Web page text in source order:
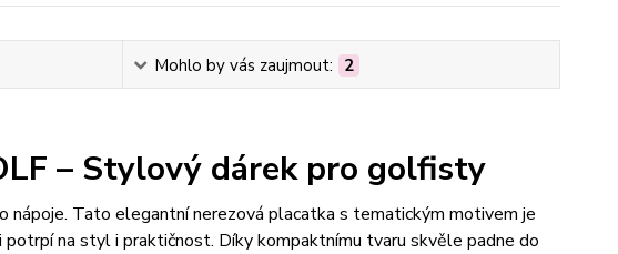
Mohlo by vás zaujmout: 2
– Stylový dárek pro golfisty
nápoje. Tato elegantní nerezová placatka s tematickým motivem je
na styl i praktičnost. Díky kompaktnímu tvaru skvěle padne do